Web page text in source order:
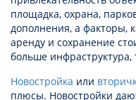
площадка, охрана,
дополнения, а факторы,
аренду и сохранение
больше
Новостройка или
плюсы. Новостройки